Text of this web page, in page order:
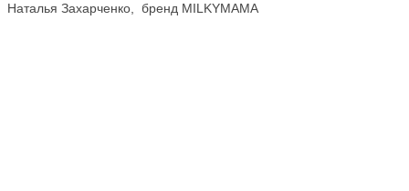
Наталья Захарченко, бренд MILKYMAMA